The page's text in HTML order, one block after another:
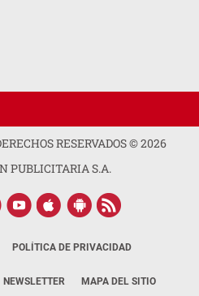
RESERVADOS ©2026
PUBLICITARIA S.A.
POLÍTICA DE PRIVACIDAD
NEWSLETTER MAPA DEL SITIO